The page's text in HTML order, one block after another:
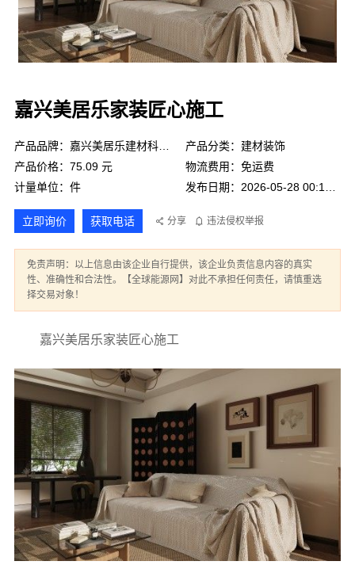
嘉兴美居乐家装匠心施工
产品品牌：嘉兴美居乐建材科技有限公司
产品分类：建材装饰
产品价格：75.09 元
物流费用：免运费
计量单位：件
立即询价 获取电话 分享 违法侵权举报
免责声明：以上信息由该企业自行提供，该企业负责信息内容的真实
性、准确性和合法性。【全球能源网】对此不承担任何责任，请慎重选
择交易对象！
嘉兴美居乐家装匠心施工